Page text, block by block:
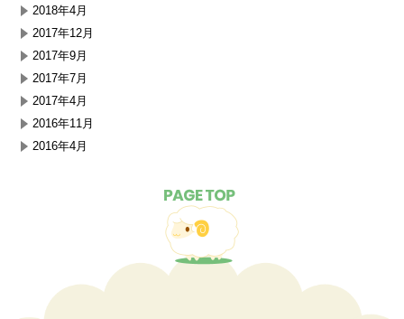
2018年4月
2017年12月
2017年9月
2017年7月
2017年4月
2016年11月
2016年4月